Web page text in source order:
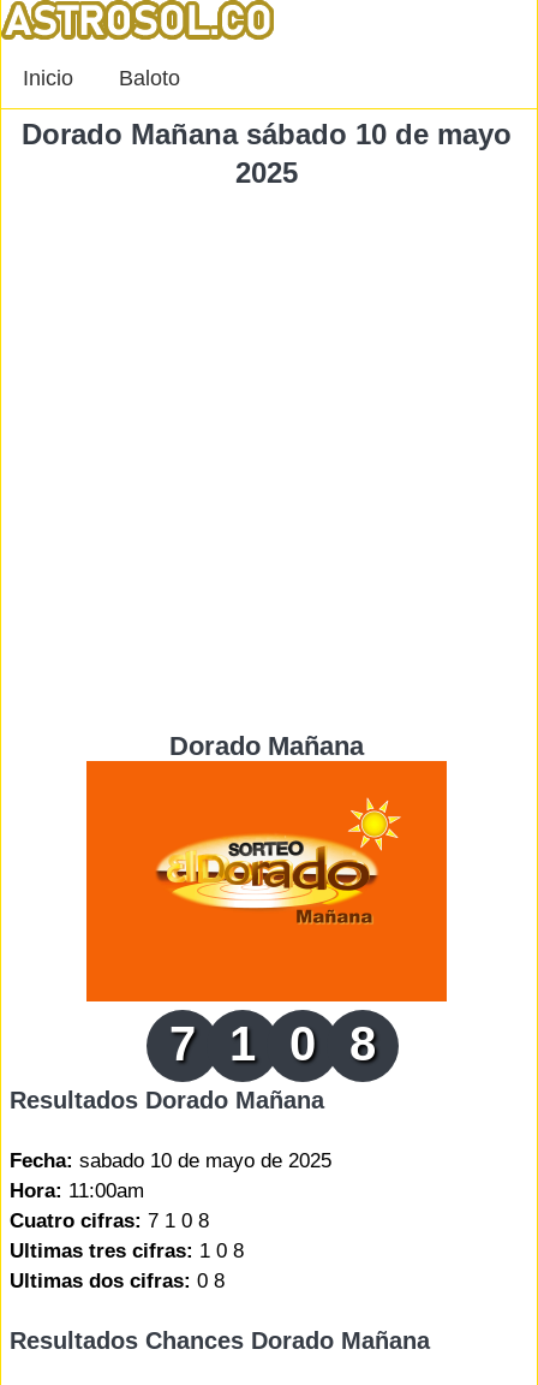
Inicio Baloto
Dorado Mañana sábado 10 de mayo
2025
Dorado Mañana
7 1 0 8
Resultados Dorado Mañana
Fecha: sabado 10 de mayo de 2025
Hora: 11:00am
Cuatro cifras: 7 1 0 8
Ultimas tres cifras: 1 0 8
Ultimas dos cifras: 0 8
Resultados Chances Dorado Mañana